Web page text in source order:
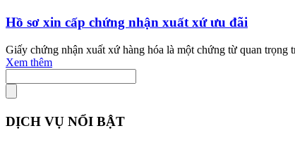
Hồ sơ xin cấp chứng nhận xuất xứ ưu đãi
Giấy chứng nhận xuất xứ hàng hóa là một chứng từ quan trọng
Xem thêm
DỊCH VỤ NỔI BẬT